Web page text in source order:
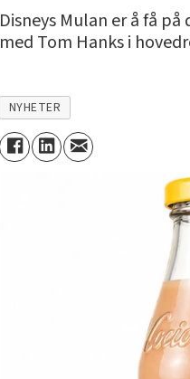
Disneys Mulan er å få
med Tom Hanks i
NYHETER